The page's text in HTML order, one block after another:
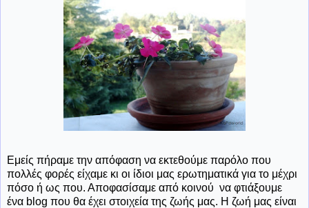
Εμείς πήραμε την απόφαση να εκτεθούμε παρόλο που
πολλές φορές είχαμε κι οι ίδιοι μας ερωτηματικά για το μέχρι
πόσο ή ως που. Αποφασίσαμε από κοινού να φτιάξουμε
ένα blog που θα έχει στοιχεία της ζωής μας. Η ζωή μας είναι